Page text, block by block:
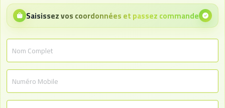
Saisissez vos coordonnées et passez commande